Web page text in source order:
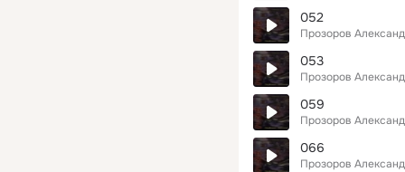
052
Прозоров
053
Прозоров
059
Прозоров
066
Прозоров